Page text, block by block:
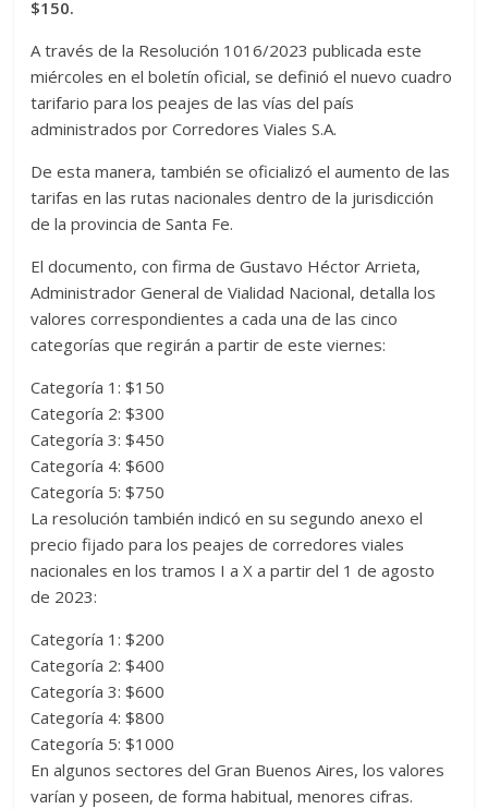
$150.
A través de la Resolución 1016/2023 publicada este
miércoles en el boletín oficial, se definió el nuevo cuadro
tarifario para los peajes de las vías del país
administrados por Corredores Viales S.A.
De esta manera, también se oficializó el aumento de las
tarifas en las rutas nacionales dentro de la jurisdicción
de la provincia de Santa Fe.
El documento, con firma de Gustavo Héctor Arrieta,
Administrador General de Vialidad Nacional, detalla los
valores correspondientes a cada una de las cinco
categorías que regirán a partir de este viernes:
Categoría 1: $150
Categoría 2: $300
Categoría 3: $450
Categoría 4: $600
Categoría 5: $750
La resolución también indicó en su segundo anexo el
precio fijado para los peajes de corredores viales
nacionales en los tramos I a X a partir del 1 de agosto
de 2023:
Categoría 1: $200
Categoría 2: $400
Categoría 3: $600
Categoría 4: $800
Categoría 5: $1000
En algunos sectores del Gran Buenos Aires, los valores
varían y poseen, de forma habitual, menores cifras.